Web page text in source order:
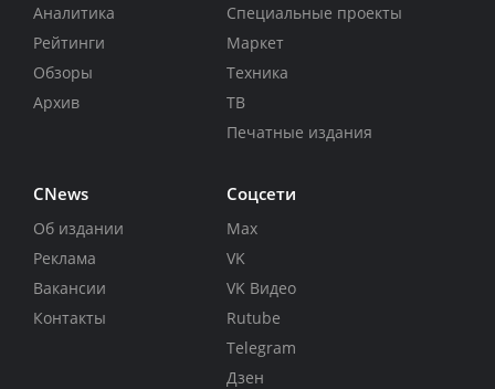
Аналитика
Рейтинги
Обзоры
Архив
Специальные проекты
Маркет
Техника
ТВ
Печатные издания
CNews
Об издании
Реклама
Вакансии
Контакты
Соцсети
Max
VK
VK Видео
Rutube
Telegram
Дзен